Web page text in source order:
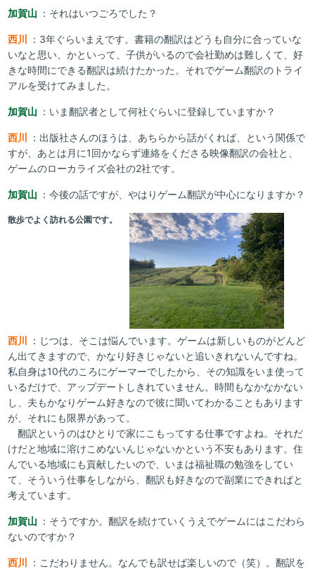
加賀山 ：それはいつごろでした？
西川
：3年ぐらいまえです。書籍の翻訳はどうも自分に合っていな
いなと思い、かといって、子供がいるので会社勤めは難しくて、好
きな時間にできる翻訳は続けたかった。それでゲーム翻訳のトライ
アルを受けてみました。
加賀山 ：いま翻訳者として何社ぐらいに登録していますか？
西川
：出版社さんのほうは、あちらから話がくれば、という関係で
すが、あとは月に1回かならず連絡をくださる映像翻訳の会社と、
ゲームのローカライズ会社の2社です。
加賀山 ：今後の話ですが、やはりゲーム翻訳が中心になりますか？
散歩でよく訪れる公園です。
西川
：じつは、そこは悩んでいます。ゲームは新しいものがどんど
ん出てきますので、かなり好きじゃないと追いきれないんですね。
私自身は10代のころにゲーマーでしたから、その知識をいま使って
いるだけで、アップデートしきれていません。時間もなかなかない
し、夫もかなりゲーム好きなので彼に聞いてわかることもあります
が、それにも限界があって。
翻訳というのはひとりで家にこもってする仕事ですよね。それだ
けだと地域に溶けこめないんじゃないかという不安もあります。住
んでいる地域にも貢献したいので、いまは福祉職の勉強をしてい
て、そういう仕事をしながら、翻訳も好きなので副業にできればと
考えています。
加賀山 ：そうですか。翻訳を続けていくうえでゲームにはこだわら
ないのですか？
西川
：こだわりません。なんでも訳せば楽しいので（笑）。翻訳を